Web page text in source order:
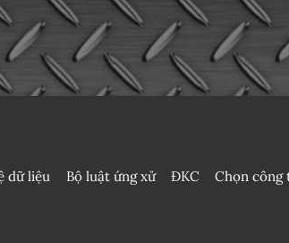
dữ liệu Bộ luật ứng xử ĐKC Chọn công